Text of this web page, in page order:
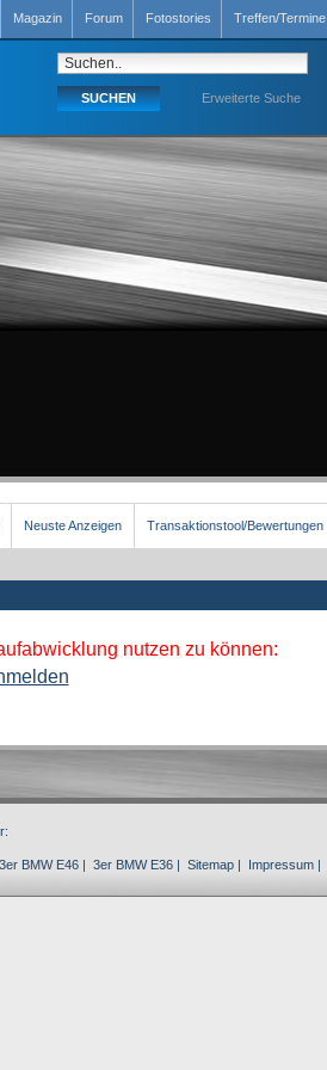
Magazin Forum Fotostories Treffen/Termine
Erweiterte Suche
Neuste Anzeigen Transaktionstool/Bewertungen
nutzen zu können:
3er BMW E46| 3er BMW E36| Sitemap| Impressum|